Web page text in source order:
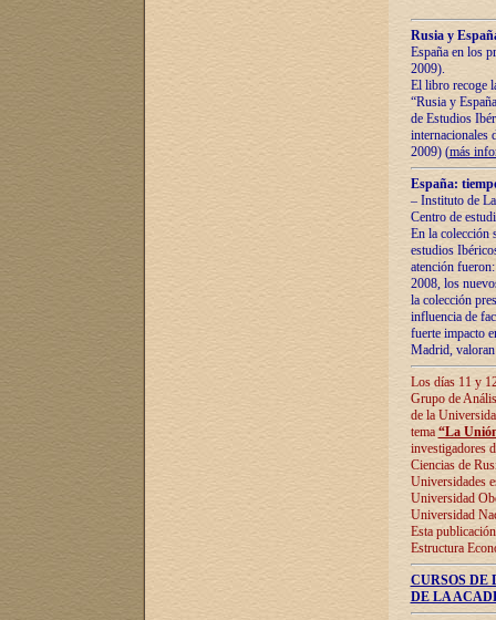
Rusia y
España en los
2009).
El libro recoge
“Rusia y
de Estudios
internacionales
2009) (más
España:
– Instituto de
Centro de
En la colección
estudios
atención
2008, los
la colección
influencia de
fuerte impacto
Madrid,
Los días 11 y
Grupo de
de la
tema “La
investigadores
Ciencias de
Universidades
Universidad
Universidad
Esta
Estructura
CURSOS
DE LA